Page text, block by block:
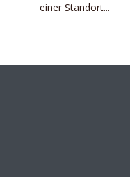
einer Standort...